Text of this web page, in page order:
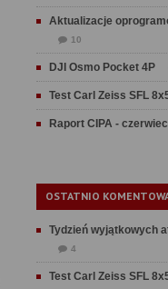
Aktualizacje
10
DJI Osmo Pocket 4P
Test Carl Zeiss SFL
Raport CIPA -
OSTATNIO
Tydzień wyjątkowych
4
Test Carl Zeiss SFL